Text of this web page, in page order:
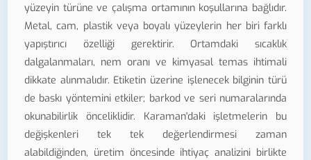
yüzeyin türüne ve çalışma ortamının koşullarına bağlıdır.
Metal, cam, plastik veya boyalı yüzeylerin her biri farklı
yapıştırıcı özelliği gerektirir. Ortamdaki sıcaklık
dalgalanmaları, nem oranı ve kimyasal temas ihtimali
dikkate alınmalıdır. Etiketin üzerine işlenecek bilginin türü
de baskı yöntemini etkiler; barkod ve seri numaralarında
okunabilirlik önceliklidir. Karaman'daki işletmelerin bu
değişkenleri tek tek değerlendirmesi zaman
alabildiğinden, üretim öncesinde ihtiyaç analizini birlikte